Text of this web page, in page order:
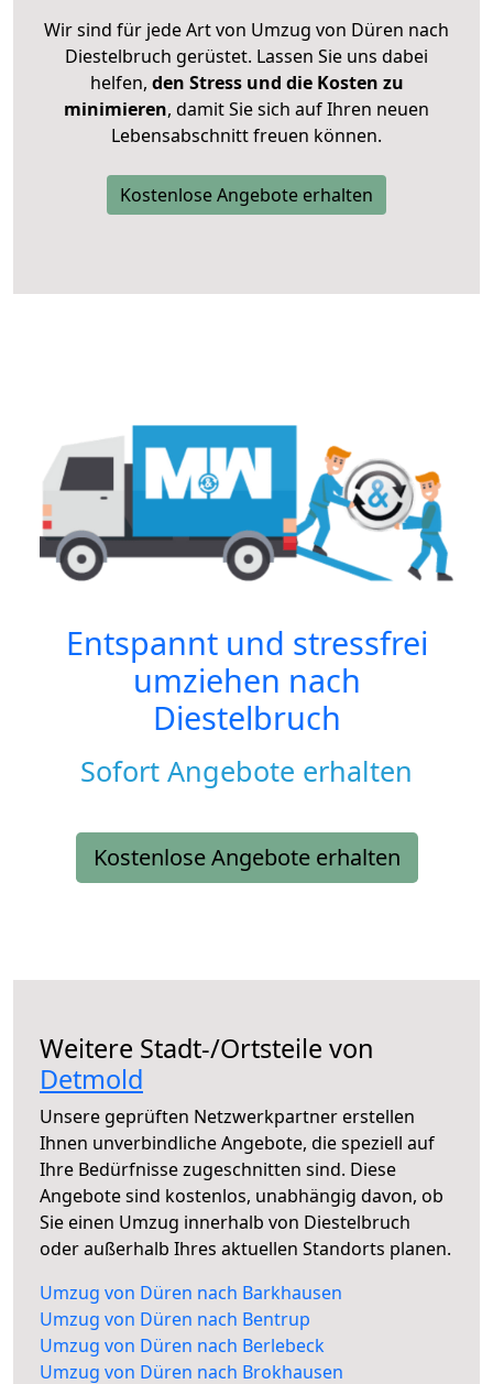
Wir sind für jede Art von Umzug von Düren nach
Diestelbruch gerüstet. Lassen Sie uns dabei
helfen, den Stress und die Kosten zu
minimieren, damit Sie sich auf Ihren neuen
Lebensabschnitt freuen können.
Kostenlose Angebote erhalten
Entspannt und stressfrei
umziehen nach
Diestelbruch
Sofort Angebote erhalten
Kostenlose Angebote erhalten
Weitere Stadt-/Ortsteile von
Detmold
Unsere geprüften Netzwerkpartner erstellen
Ihnen unverbindliche Angebote, die speziell auf
Ihre Bedürfnisse zugeschnitten sind. Diese
Angebote sind kostenlos, unabhängig davon, ob
Sie einen Umzug innerhalb von Diestelbruch
oder außerhalb Ihres aktuellen Standorts planen.
Umzug von Düren nach Barkhausen
Umzug von Düren nach Bentrup
Umzug von Düren nach Berlebeck
Umzug von Düren nach Brokhausen